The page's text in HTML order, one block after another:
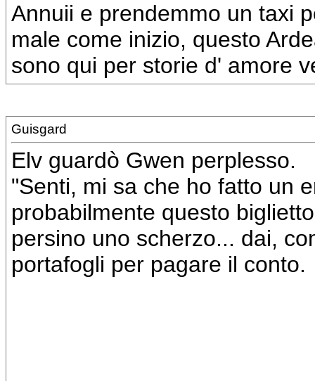
Annuii e prendemmo un taxi
male come inizio, questo
sono qui per storie d' amore
Guisgard
Elv guardò Gwen perplesso.
"Senti, mi sa che ho fatto un
probabilmente questo
persino uno scherzo... dai,
portafogli per pagare il conto.